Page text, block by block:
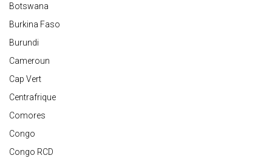
Botswana
Burkina Faso
Burundi
Cameroun
Cap Vert
Centrafrique
Comores
Congo
Congo RCD